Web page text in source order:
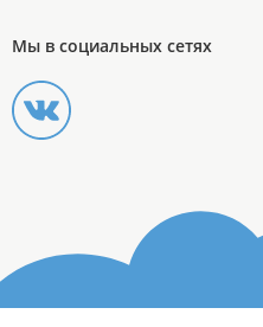
Мы в социальных сетях